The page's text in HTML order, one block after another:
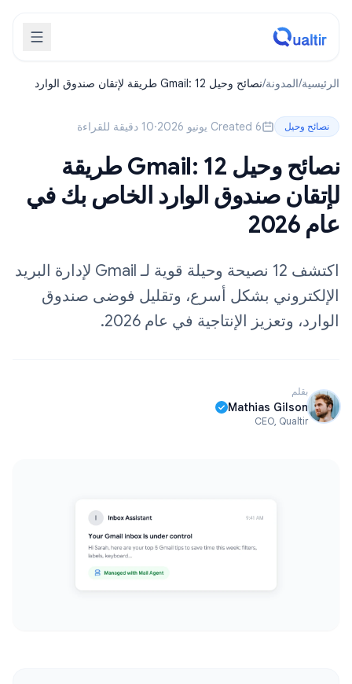
الرئيسية/المدونة/
نصائح وحيل Gmail: 12 طريقة لإتقان صندوق الوارد
نصائح وحيل Created 6 يونيو 2026 ·10 دقيقة للقراءة
نصائح وحيل Gmail: 12 طريقة
لإتقان صندوق الوارد الخاص بك في
عام 2026
اكتشف 12 نصيحة وحيلة قوية لـ Gmail لإدارة البريد
الإلكتروني بشكل أسرع، وتقليل فوضى صندوق
الوارد، وتعزيز الإنتاجية في عام 2026.
بقلم
Mathias Gilson
CEO, Qualtir